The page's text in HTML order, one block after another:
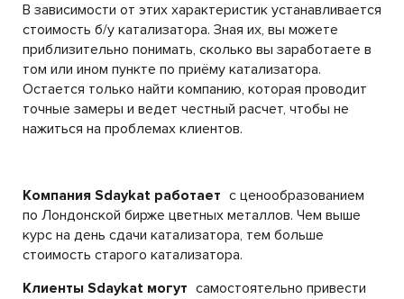
В зависимости от этих характеристик устанавливается
стоимость б/у катализатора. Зная их, вы можете
приблизительно понимать, сколько вы заработаете в
том или ином пункте по приёму катализатора.
Остается только найти компанию, которая проводит
точные замеры и ведет честный расчет, чтобы не
нажиться на проблемах клиентов.
Компания Sdaykat работает с ценообразованием
по Лондонской бирже цветных металлов. Чем выше
курс на день сдачи катализатора, тем больше
стоимость старого катализатора.
Клиенты Sdaykat могут самостоятельно привести